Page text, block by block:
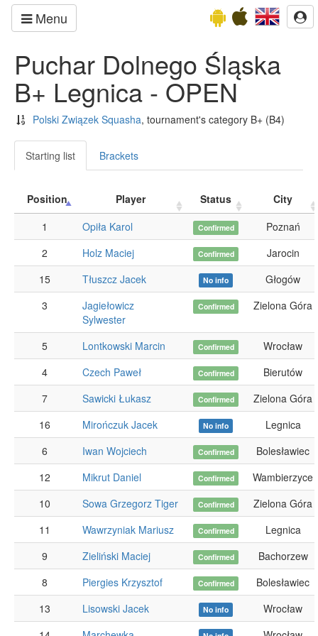
Menu
Puchar Dolnego Śląska
B+ Legnica - OPEN
Polski Związek Squasha, tournament's category B+ (B4)
Starting list Brackets
Position Player Status
City
1
Opiła Karol Confirmed
Poznań
2
Holz Maciej Confirmed
Jarocin
15
Tłuszcz Jacek No info
Głogów
3
Jagiełowicz
Sylwester
Confirmed Zielona Góra
5 Lontkowski Marcin Confirmed
Wrocław
4
Czech Paweł Confirmed
Bierutów
7
Sawicki Łukasz Confirmed
Zielona Góra
16
Mirończuk Jacek No info
Legnica
6
Iwan Wojciech Confirmed
Bolesławiec
12
Mikrut Daniel Confirmed
Wambierzyce
10
Sowa Grzegorz Tiger Confirmed
Zielona Góra
11
Wawrzyniak Mariusz Confirmed
Legnica
9
Zieliński Maciej Confirmed
Bachorzew
8
Piergies Krzysztof Confirmed
Bolesławiec
13
Lisowski Jacek No info
Wrocław